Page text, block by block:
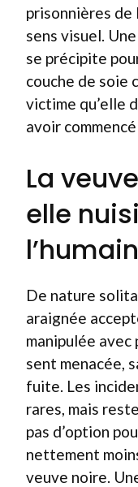
prisonnières
sens visuel.
se précipite
couche de soie
victime qu’elle
avoir
La
elle
De nature
araignée
manipulée avec
sent menacée,
fuite. Les
rares, mais
pas d’option
nettement
veuve noire.